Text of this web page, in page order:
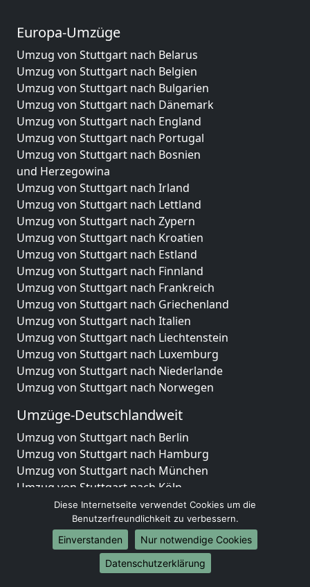
Europa-Umzüge
Umzug von Stuttgart nach Belarus
Umzug von Stuttgart nach Belgien
Umzug von Stuttgart nach Bulgarien
Umzug von Stuttgart nach Dänemark
Umzug von Stuttgart nach England
Umzug von Stuttgart nach Portugal
Umzug von Stuttgart nach Bosnien
und Herzegowina
Umzug von Stuttgart nach Irland
Umzug von Stuttgart nach Lettland
Umzug von Stuttgart nach Zypern
Umzug von Stuttgart nach Kroatien
Umzug von Stuttgart nach Estland
Umzug von Stuttgart nach Finnland
Umzug von Stuttgart nach Frankreich
Umzug von Stuttgart nach Griechenland
Umzug von Stuttgart nach Italien
Umzug von Stuttgart nach Liechtenstein
Umzug von Stuttgart nach Luxemburg
Umzug von Stuttgart nach Niederlande
Umzug von Stuttgart nach Norwegen
Umzüge-Deutschlandweit
Umzug von Stuttgart nach Berlin
Umzug von Stuttgart nach Hamburg
Umzug von Stuttgart nach München
Umzug von Stuttgart nach Köln
Umzug von Stuttgart nach Frankfurt am Main
Umzug von Stuttgart nach Stuttgart
Umzug von Stuttgart nach Düsseldorf
Umzug von Stuttgart nach Leipzig
Umzug von Stuttgart nach Dortmund
Diese Internetseite verwendet Cookies um die
Benutzerfreundlichkeit zu verbessern.
Einverstanden
Nur notwendige Cookies
Datenschutzerklärung